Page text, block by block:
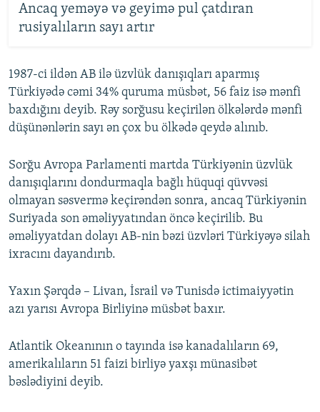
Ancaq yeməyə və geyimə pul çatdıran
rusiyalıların sayı artır
1987-ci ildən AB ilə üzvlük danışıqları aparmış
Türkiyədə cəmi 34% quruma müsbət, 56 faiz isə mənfi
baxdığını deyib. Rəy sorğusu keçirilən ölkələrdə mənfi
düşünənlərin sayı ən çox bu ölkədə qeydə alınıb.
Sorğu Avropa Parlamenti martda Türkiyənin üzvlük
danışıqlarını dondurmaqla bağlı hüquqi qüvvəsi
olmayan səsvermə keçirəndən sonra, ancaq Türkiyənin
Suriyada son əməliyyatından öncə keçirilib. Bu
əməliyyatdan dolayı AB-nin bəzi üzvləri Türkiyəyə silah
ixracını dayandırıb.
Yaxın Şərqdə – Livan, İsrail və Tunisdə ictimaiyyətin
azı yarısı Avropa Birliyinə müsbət baxır.
Atlantik Okeanının o tayında isə kanadalıların 69,
amerikalıların 51 faizi birliyə yaxşı münasibət
bəslədiyini deyib.